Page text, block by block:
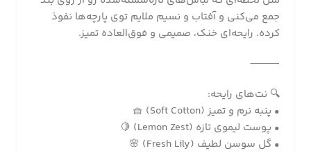
جمع می‌کنی و آفتاب و نسیم ملایم توی پارچه‌ها نفوذ
کرده. رایحه‌ای خنک، صمیمی و فوق‌العاده تمیز.
⸻
🔍 نت‌های رایحه:
• پنبه نرم و تمیز (Soft Cotton) 🧺
• پوست لیموی تازه (Lemon Zest) 🍋
• گل سوسن لطیف (Fresh Lily) 🌸